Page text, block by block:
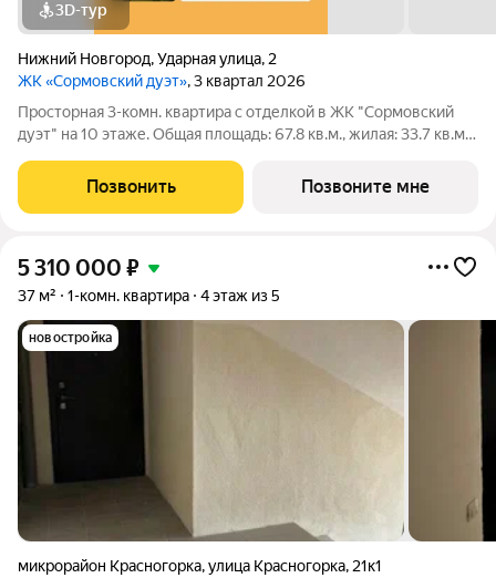
3D-тур
Нижний Новгород,Ударная улица, 2
ЖК «Сормовский дуэт», 3 квартал 2026
Просторная 3-комн. квартира с отделкой в ЖК "Сормовский
дуэт" на 10 этаже. Общая площадь: 67.8 кв.м., жилая: 33.7 кв.м.,
квартира, очень светлая, естественная вентиляция при
открытии окон. В
Позвонить Позвоните мне
5 310 000 ₽
37 м² 1-комн. квартира 4 этаж из 5
новостройка
микрорайон Красногорка,улица Красногорка, 21к1